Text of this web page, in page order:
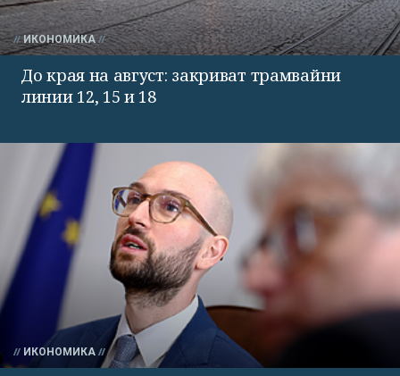
ИКОНОМИКА
До края на август: закриват трамвайни
линии 12, 15 и 18
ИКОНОМИКА